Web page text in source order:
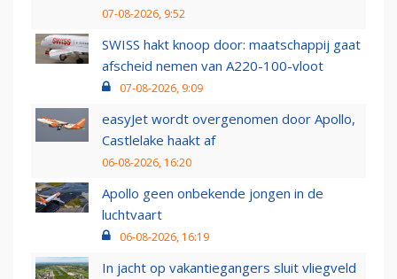
07-08-2026, 9:52
SWISS hakt knoop door: maatschappij gaat
afscheid nemen van A220-100-vloot
07-08-2026, 9:09
easyJet wordt overgenomen door Apollo,
Castlelake haakt af
06-08-2026, 16:20
Apollo geen onbekende jongen in de
luchtvaart
06-08-2026, 16:19
In jacht op vakantiegangers sluit vliegveld